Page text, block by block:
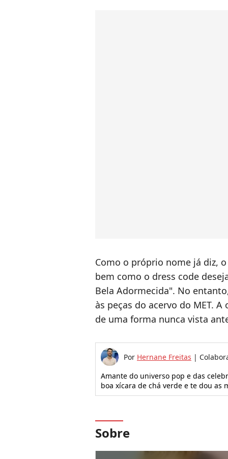
Como o próprio nome já diz,
bem como o dress code
Bela Adormecida". No
às peças do acervo do MET.
de uma forma nunca vista
Por Hernane Freitas |
Amante do universo pop e das
boa xícara de chá verde e te dou as
Sobre